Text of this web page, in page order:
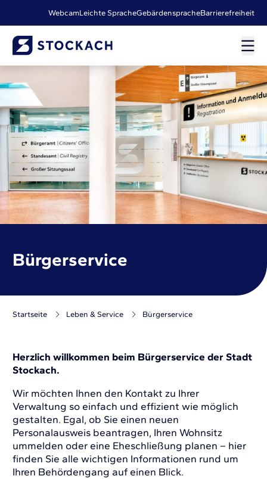
WebcamLeichte SpracheGebärdenspracheBarrierefreiheit
Bürgerservice
Startseite Leben & Service Bürgerservice
Herzlich willkommen beim Bürgerservice der Stadt
Stockach.
Wir möchten Ihnen den Kontakt zu Ihrer
Verwaltung so einfach und effizient wie möglich
gestalten. Egal, ob Sie einen neuen
Personalausweis beantragen, Ihren Wohnsitz
ummelden oder eine Eheschließung planen – hier
finden Sie alle wichtigen Informationen rund um
Ihren Behördengang auf einen Blick.